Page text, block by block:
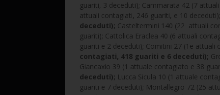
guariti, 3 deceduti); Cammarata 42 (7
attuali contagiati, 246 guariti, e 10
deceduti); Casteltermini 140 (22 attuali
guariti); Cattolica Eraclea 40 (6 attuali
guariti e 2 deceduti); Comitini 27 (1e
contagiati, 418 guariti e 6 deceduti);
Giancaxio 39 (1 attuale contagiato e 38
deceduti); Lucca Sicula 10 (1 attuale
guariti e 7 deceduti); Montallegro 72 (25